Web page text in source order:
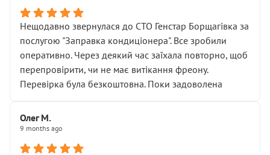
Нещодавно звернулася до СТО Генстар Борщагівка за
послугою "Заправка кондиціонера". Все зробили
оперативно. Через деякий час заїхала повторно, щоб
перепровірити, чи не має витікання фреону.
Перевірка була безкоштовна. Поки задоволена
Олег М.
9 months ago